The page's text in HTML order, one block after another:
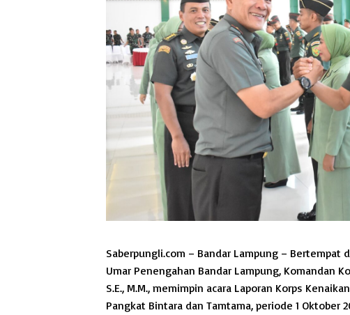
Saberpungli.com – Bandar Lampung – Bertempat
Umar Penengahan Bandar Lampung, Komandan
S.E., M.M., memimpin acara Laporan Korps
Pangkat Bintara dan Tamtama, periode 1 Oktober